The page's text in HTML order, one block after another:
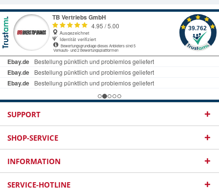
SUPPORT
SHOP-SERVICE
INFORMATION
SERVICE-HOTLINE